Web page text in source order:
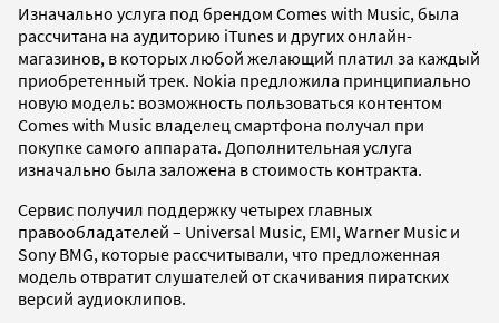
Изначально услуга под брендом Comes with Music, была
рассчитана на аудиторию iTunes и других онлайн-
магазинов, в которых любой желающий платил за каждый
приобретенный трек. Nokia предложила принципиально
новую модель: возможность пользоваться контентом
Comes with Music владелец смартфона получал при
покупке самого аппарата. Дополнительная услуга
изначально была заложена в стоимость контракта.
Сервис получил поддержку четырех главных
правообладателей – Universal Music, EMI, Warner Music и
Sony BMG, которые рассчитывали, что предложенная
модель отвратит слушателей от скачивания пиратских
версий аудиоклипов.